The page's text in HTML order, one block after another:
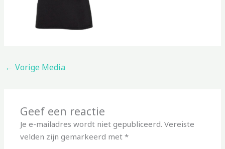
← Vorige Media
Geef een reactie
Je e-mailadres wordt niet gepubliceerd. Vereiste
velden zijn gemarkeerd met*